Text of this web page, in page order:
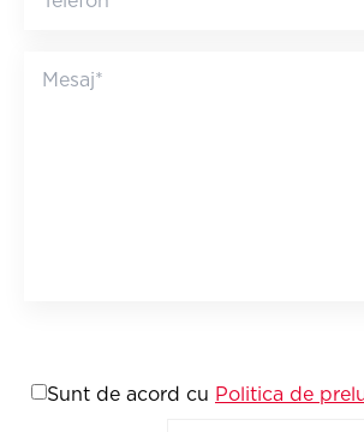
Sunt de acord cu Politica de